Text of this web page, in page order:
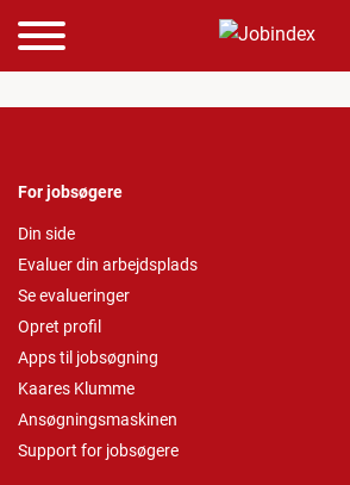
For jobsøgere
Din side
Evaluer din arbejdsplads
Se evalueringer
Opret profil
Apps til jobsøgning
Kaares Klumme
Ansøgningsmaskinen
Support for jobsøgere